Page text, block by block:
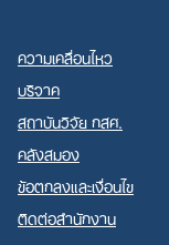
ความเคลื่อนไหว
บริจาค
สถาบันวิจัย กสศ.
คลังสมอง
ข้อตกลงและเงื่อนไข
ติดต่อสำนักงาน